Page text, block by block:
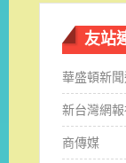
友站
華盛頓新
新台灣網報
商傳媒